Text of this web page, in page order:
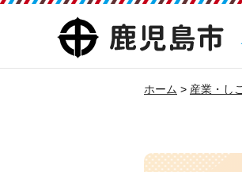
鹿児島市
ホーム > 産業・し